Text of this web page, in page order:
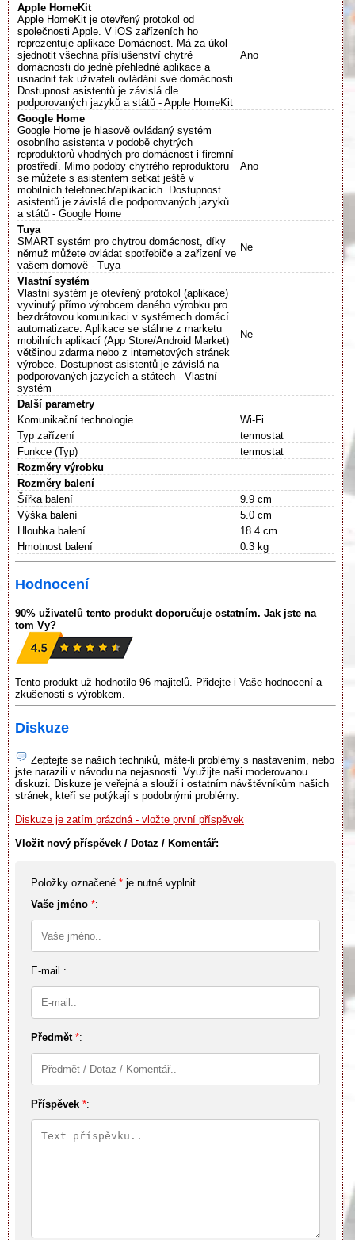
Apple HomeKit
Apple HomeKit je otevřený protokol od
společnosti Apple. V iOS zařízeních ho
reprezentuje aplikace Domácnost. Má za úkol
sjednotit všechna příslušenství chytré
domácnosti do jedné přehledné aplikace a
usnadnit tak uživateli ovládání své domácnosti.
Dostupnost asistentů je závislá dle
podporovaných jazyků a států - Apple HomeKit
Ano
Google Home
Google Home je hlasově ovládaný systém
osobního asistenta v podobě chytrých
reproduktorů vhodných pro domácnost i firemní
prostředí. Mimo podoby chytrého reproduktoru
se můžete s asistentem setkat ještě v
mobilních telefonech/aplikacích. Dostupnost
asistentů je závislá dle podporovaných jazyků
a států - Google Home
Ano
Tuya
SMART systém pro chytrou domácnost, díky
němuž můžete ovládat spotřebiče a zařízení ve
vašem domově - Tuya
Ne
Vlastní systém
Vlastní systém je otevřený protokol (aplikace)
vyvinutý přímo výrobcem daného výrobku pro
bezdrátovou komunikaci v systémech domácí
automatizace. Aplikace se stáhne z marketu
mobilních aplikací (App Store/Android Market)
většinou zdarma nebo z internetových stránek
výrobce. Dostupnost asistentů je závislá na
podporovaných jazycích a státech - Vlastní
systém
Ne
Další parametry
Komunikační technologie
Wi-Fi
Typ zařízení
termostat
Funkce (Typ)
termostat
Rozměry výrobku
Rozměry balení
Šířka balení
9.9 cm
Výška balení
5.0 cm
Hloubka balení
18.4 cm
Hmotnost balení
0.3 kg
Hodnocení
90% uživatelů tento produkt doporučuje ostatním. Jak jste na
tom Vy?
Tento produkt už hodnotilo 96 majitelů. Přidejte i Vaše hodnocení a
zkušenosti s výrobkem.
Diskuze
Zeptejte se našich techniků, máte-li problémy s nastavením, nebo
jste narazili v návodu na nejasnosti. Využijte naši moderovanou
diskuzi. Diskuze je veřejná a slouží i ostatním návštěvníkům našich
stránek, kteří se potýkají s podobnými problémy.
Diskuze je zatím prázdná - vložte první příspěvek
Vložit nový příspěvek / Dotaz / Komentář:
Položky označené * je nutné vyplnit.
Vaše jméno *:
E-mail :
Předmět *:
Příspěvek *: